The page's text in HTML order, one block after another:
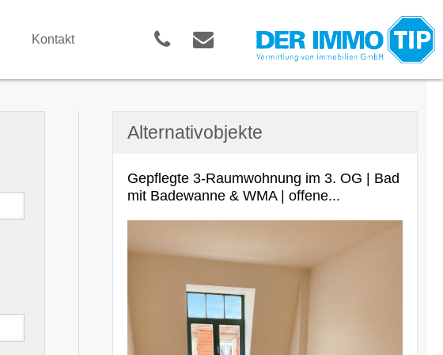
Kontakt
Alternativobjekte
Gepflegte 3-Raumwohnung im 3. OG | Bad
mit Badewanne & WMA | offene...